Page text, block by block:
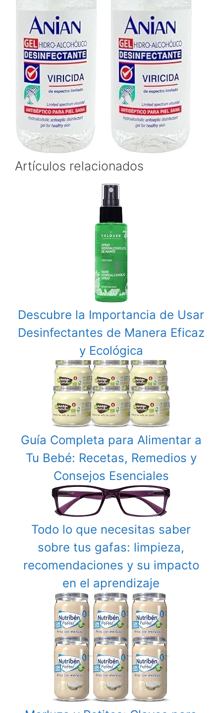
Artículos relacionados
Descubre la Importancia de Usar
Desinfectantes de Manera Eficaz
y Ecológica
Guía Completa para Alimentar a
Tu Bebé: Recetas, Remedios y
Consejos Esenciales
Todo lo que necesitas saber
sobre tus gafas: limpieza,
recomendaciones y su impacto
en el aprendizaje